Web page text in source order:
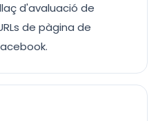
d'avaluació de
de pàgina de